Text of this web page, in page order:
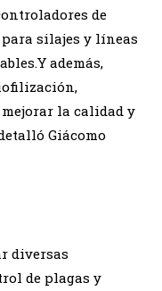
de
silajes y líneas
además,
la calidad y
Giácomo
diversas
de plagas y